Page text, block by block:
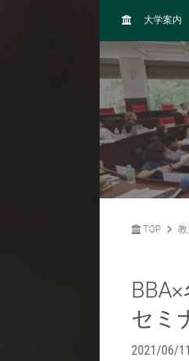
H
M
大学案内
TOP 教
セミ
2021/06/